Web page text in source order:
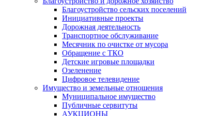
Благоустройство сельских поселений
Инициативные проекты
Дорожная деятельность
Транспортное обслуживание
Месячник по очистке от мусора
Обращение с ТКО
Детские игровые площадки
Озеленение
Цифровое телевидение
Имущество и земельные отношения
Муниципальное имущество
Публичные сервитуты
АУКЦИОНЫ